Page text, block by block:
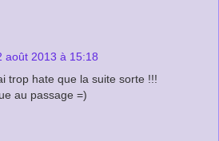
août 2013 à 15:18
trop hate que la suite sorte !!!
au passage =)